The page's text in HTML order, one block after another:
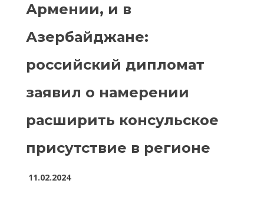
Армении, и в
Азербайджане:
российский дипломат
заявил о намерении
расширить консульское
присутствие в регионе
11.02.2024